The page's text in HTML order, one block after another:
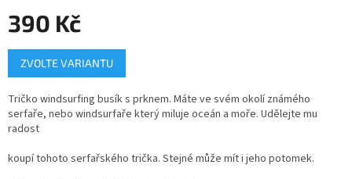
390 Kč
Měrná
cena:
ZVOLTE VARIANTU
Tričko windsurfing busík s prknem. Máte ve svém okolí známého
serfaře, nebo windsurfaře který miluje oceán a moře. Udělejte mu
radost
koupí tohoto serfařského trička. Stejné může mít i jeho potomek.